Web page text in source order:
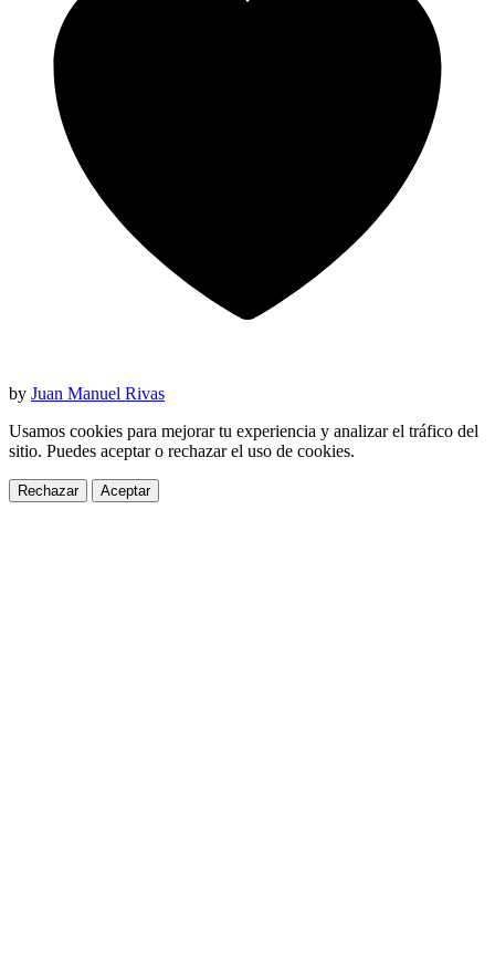
by Juan Manuel Rivas
Usamos cookies para mejorar tu experiencia y analizar el tráfico del
sitio. Puedes aceptar o rechazar el uso de cookies.
Rechazar Aceptar